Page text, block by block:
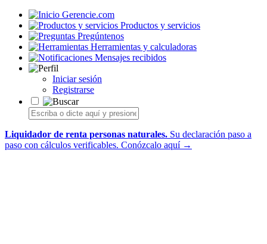
Gerencie.com
Productos y servicios
Pregúntenos
Herramientas y calculadoras
Mensajes recibidos
Iniciar sesión
Registrarse
Liquidador de renta personas naturales. Su declaración paso a
paso con cálculos verificables. Conózcalo aquí →